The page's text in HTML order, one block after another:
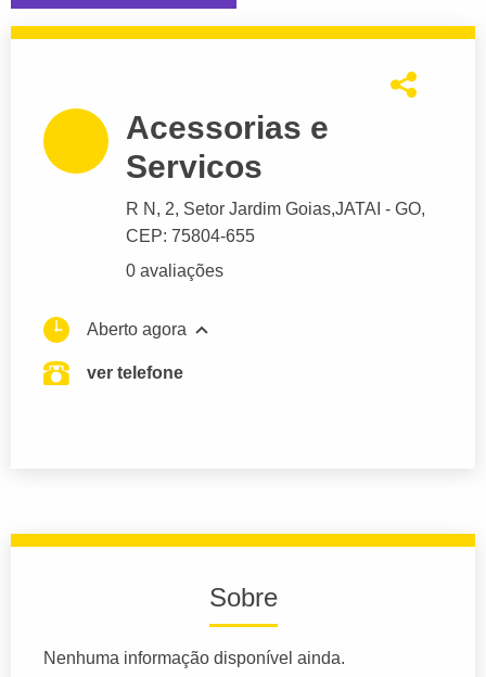
Acessorias e
Servicos
R N , 2, Setor Jardim Goias,JATAI - GO,
CEP: 75804-655
0 avaliações
Aberto agora
ver telefone
Sobre
Nenhuma informação disponível ainda.